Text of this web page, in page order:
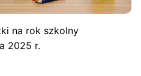
na rok szkolny
2025 r.